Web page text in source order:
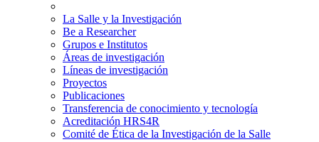
La Salle y la Investigación
Be a Researcher
Grupos e Institutos
Áreas de investigación
Líneas de investigación
Proyectos
Publicaciones
Transferencia de conocimiento y tecnología
Acreditación HRS4R
Comité de Ética de la Investigación de la Salle